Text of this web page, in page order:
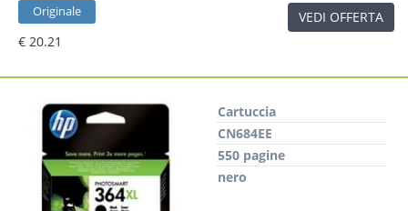
Originale
€ 20.21
VEDI OFFERTA
Cartuccia
CN684EE
550 pagine
nero